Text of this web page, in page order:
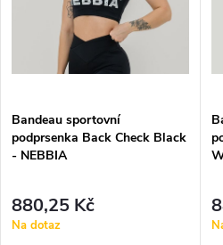
p
r
d
s
p
r
o
Bandeau sportovní
podprsenka Back Check Black
- NEBBIA
880,25 Kč
Na dotaz